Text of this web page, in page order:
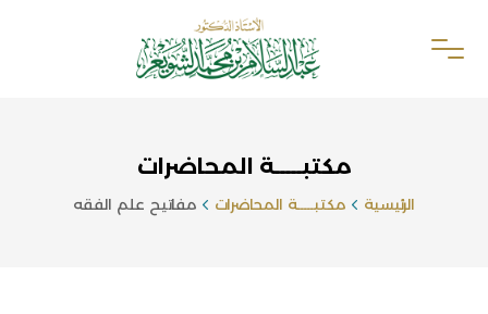
مكتبـــــة المحاضرات
الرئيسية مكتبـــــة المحاضرات مفاتيح علم الفقه